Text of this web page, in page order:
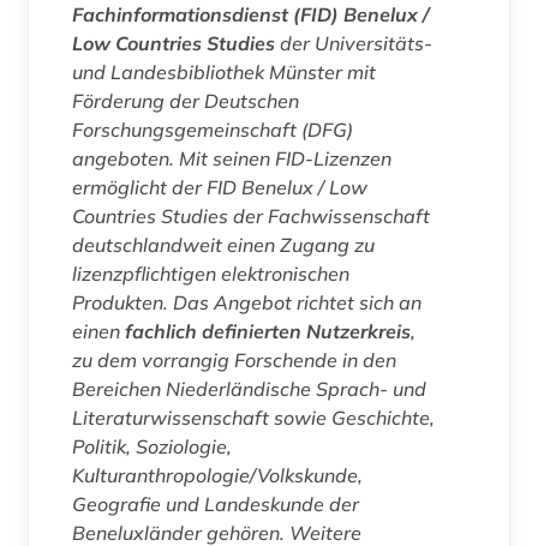
Fachinformationsdienst (FID) Benelux /
Low Countries Studies der Universitäts-
und Landesbibliothek Münster mit
Förderung der Deutschen
Forschungsgemeinschaft (DFG)
angeboten. Mit seinen FID-Lizenzen
ermöglicht der FID Benelux / Low
Countries Studies der Fachwissenschaft
deutschlandweit einen Zugang zu
lizenzpflichtigen elektronischen
Produkten. Das Angebot richtet sich an
einen fachlich definierten Nutzerkreis,
zu dem vorrangig Forschende in den
Bereichen Niederländische Sprach- und
Literaturwissenschaft sowie Geschichte,
Politik, Soziologie,
Kulturanthropologie/Volkskunde,
Geografie und Landeskunde der
Beneluxländer gehören. Weitere